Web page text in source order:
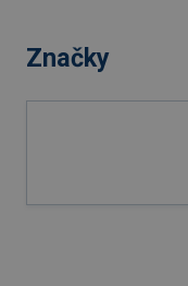
Značky